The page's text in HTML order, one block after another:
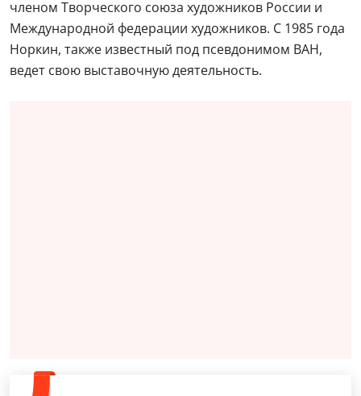
членом Творческого союза художников России и
Международной федерации художников. С 1985 года
Норкин, также известный под псевдонимом ВАН,
ведет свою выставочную деятельность.